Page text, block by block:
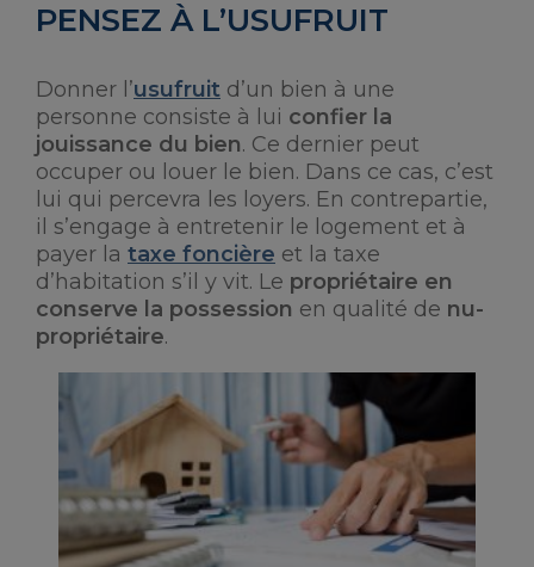
PENSEZ À L’USUFRUIT
Donner l’usufruit d’un bien à une
personne consiste à lui confier la
jouissance du bien. Ce dernier peut
occuper ou louer le bien. Dans ce cas, c’est
lui qui percevra les loyers. En contrepartie,
il s’engage à entretenir le logement et à
payer la taxe foncière et la taxe
d’habitation s’il y vit. Le propriétaire en
conserve la possession en qualité de nu-
propriétaire.